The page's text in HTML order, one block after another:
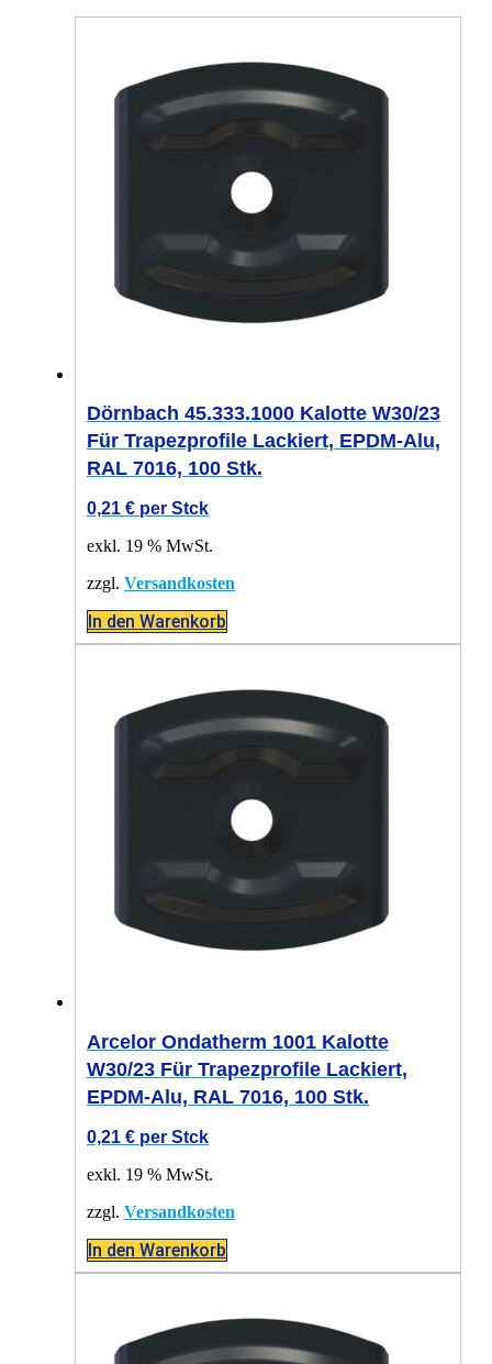
Dörnbach 45.333.1000 Kalotte W30/23
Für Trapezprofile Lackiert, EPDM-Alu,
RAL 7016, 100 Stk.
0,21 € per Stck
exkl. 19 % MwSt.
zzgl. Versandkosten
In den Warenkorb
Arcelor Ondatherm 1001 Kalotte
W30/23 Für Trapezprofile Lackiert,
EPDM-Alu, RAL 7016, 100 Stk.
0,21 € per Stck
exkl. 19 % MwSt.
zzgl. Versandkosten
In den Warenkorb